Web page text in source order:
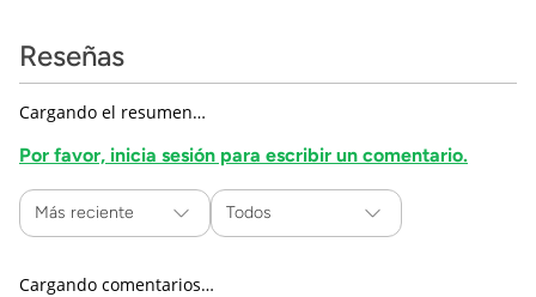
Reseñas
Cargando el resumen…
Por favor, inicia sesión para escribir un comentario.
Más reciente Todos
Cargando comentarios…